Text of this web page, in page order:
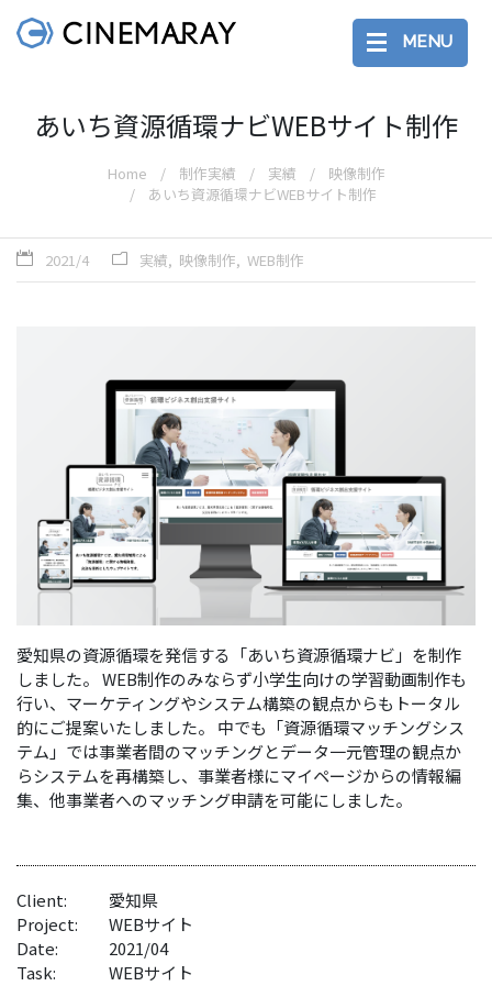
MENU
あいち資源循環ナビWEBサイト制作
Home 制作実績 実績
映像制作
あいち資源循環ナビWEBサイト制作
2021/4 実績 映像制作 WEB制作
愛知県の資源循環を発信する「あいち資源循環ナビ」を制作
しました。 WEB制作のみならず小学生向けの学習動画制作も
行い、マーケティングやシステム構築の観点からもトータル
的にご提案いたしました。 中でも「資源循環マッチングシス
テム」では事業者間のマッチングとデータ一元管理の観点か
らシステムを再構築し、事業者様にマイページからの情報編
集、他事業者へのマッチング申請を可能にしました。
Client:
愛知県
Project:
WEBサイト
Date:
2021/04
Task:
WEBサイト